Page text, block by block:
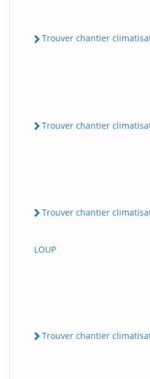
Trouver chantier
Trouver chantier
Trouver chantier
LOUP
Trouver chantier